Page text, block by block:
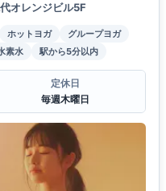
オレンジビル5F
ホットヨガ
グループヨガ
素水 駅から5分以内
定休日
毎週木曜日